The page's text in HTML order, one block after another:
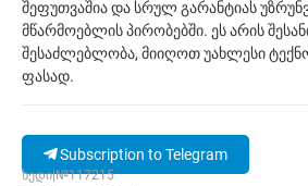
შეფუთვაშია და სრულ გარანტიას
მწარმოებლის პირობებში. ეს არის
შესაძლებლობა, მიიღოთ უახლესი
ფასად.
Subscription to Telegram
ხედი|№117215